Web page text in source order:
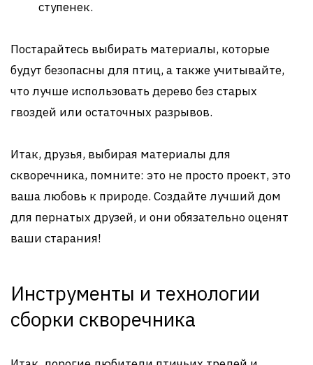
ступенек.
Постарайтесь выбирать материалы, которые
будут безопасны для птиц, а также учитывайте,
что лучше использовать дерево без старых
гвоздей или остаточных разрывов.
Итак, друзья, выбирая материалы для
скворечника, помните: это не просто проект, это
ваша любовь к природе. Создайте лучший дом
для пернатых друзей, и они обязательно оценят
ваши старания!
Инструменты и технологии
сборки скворечника